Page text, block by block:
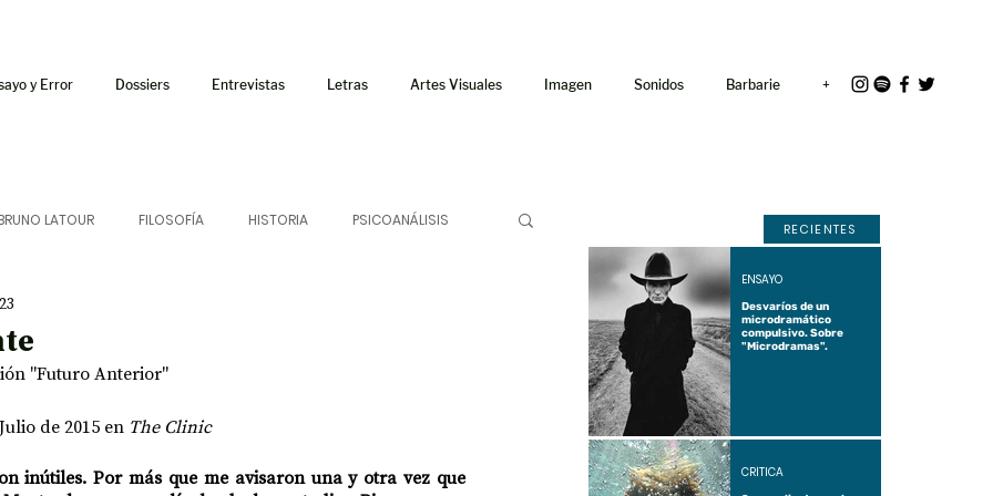
y Error Dossiers Entrevistas Letras Artes Visuales Imagen Sonidos Barbarie +
LATOUR FILOSOFÍA HISTORIA PSICOANÁLISIS
AFUERISMOS POESÍA ENSAYO
"Futuro Anterior"
de 2015 en The Clinic
inútiles. Por más que me avisaron una y otra vez que
RECIENTES
Desvaríos de un
microdramático
compulsivo. Sobre
"Microdramas".
ENSAYO
CRÍTICA